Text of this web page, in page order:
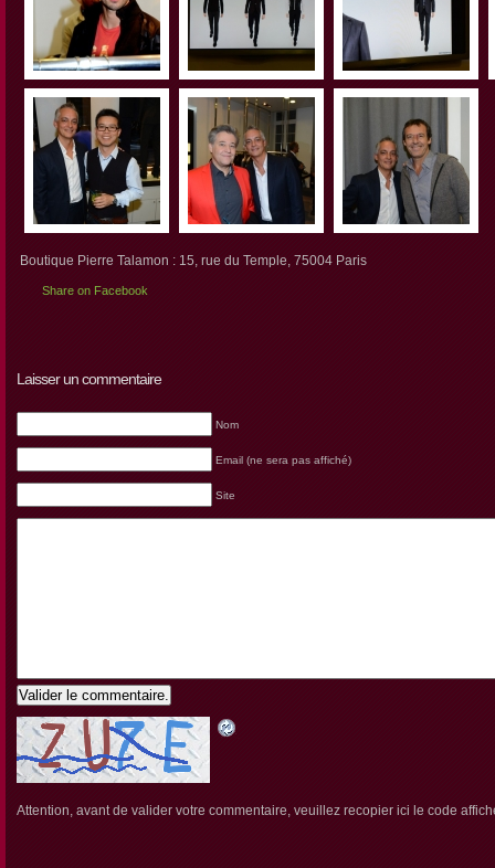
Boutique Pierre Talamon : 15, rue du Temple, 75004 Paris
Share on Facebook
Laisser un commentaire
Nom
Email (ne sera pas affiché)
Site
Valider le commentaire.
Attention, avant de valider votre commentaire, veuillez recopier ici le code